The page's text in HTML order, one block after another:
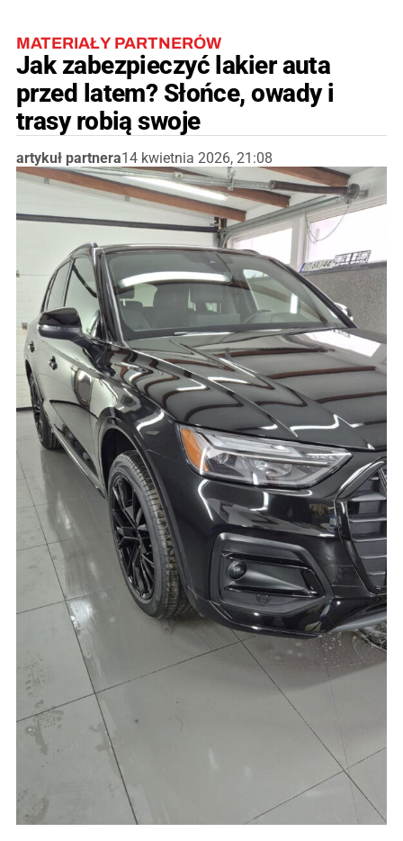
MATERIAŁY PARTNERÓW
Jak zabezpieczyć lakier auta
przed latem? Słońce, owady i
trasy robią swoje
artykuł partnera14 kwietnia 2026, 21:08